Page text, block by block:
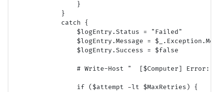
                }
            }
            catch {
                $logEntry.Status = "Failed"
$logEntry.Message =
                $logEntry.Success = $false
# Write-Host "  [$Computer] Error:
                if ($attempt -lt $MaxRetries) {